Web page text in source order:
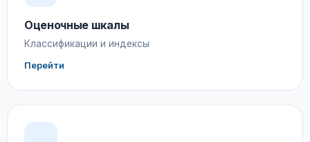
Оценочные шкалы
Классификации и индексы
Перейти